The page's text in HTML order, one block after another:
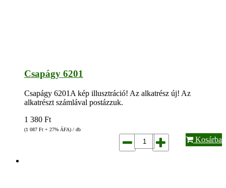
Csapágy 6201
Csapágy 6201A kép illusztráció! Az alkatrész új! Az
alkatrészt számlával postázzuk.
1 380 Ft
(1 087 Ft + 27% ÁFA) / db
Kosárba